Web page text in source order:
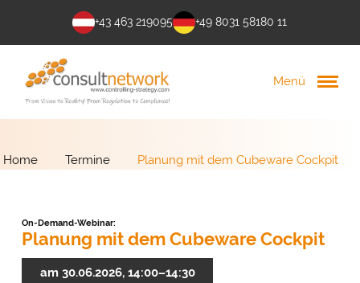
+43 463 219095 +49 8031 58180 11
Menü
Home Termine Planung mit dem Cubeware Cockpit
On-Demand-Webinar:
Planung mit dem Cubeware Cockpit
am 30.06.2026, 14:00–14:30